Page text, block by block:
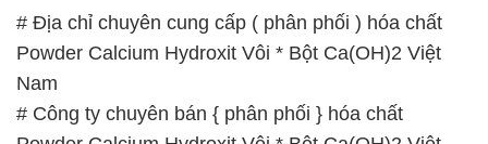
Powder Calcium Hydroxit Vôi * Bột Ca(OH)2 Việt
# Công ty chuyên bán › cung ứng hóa chất Powder
Calcium Hydroxit Vôi * Bột Ca(OH)2 Việt Nam
# Địa chỉ kinh doanh Ω cung cấp hóa chất Powder